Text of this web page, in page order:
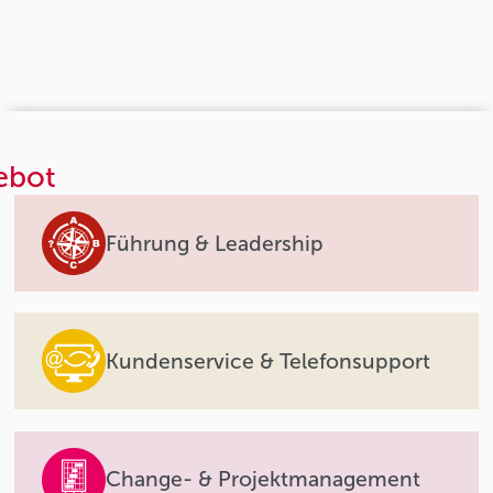
Führung & Leadership
Kundenservice & Telefonsupport
Change- & Projektmanagement